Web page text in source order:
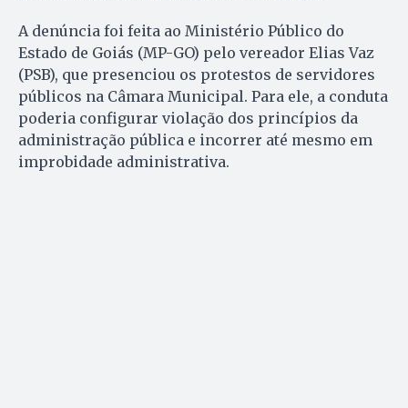
A denúncia foi feita ao Ministério Público do
Estado de Goiás (MP-GO) pelo vereador Elias Vaz
(PSB), que presenciou os protestos de servidores
públicos na Câmara Municipal. Para ele, a conduta
poderia configurar violação dos princípios da
administração pública e incorrer até mesmo em
improbidade administrativa.